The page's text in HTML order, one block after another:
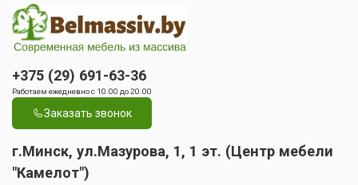
+375 (29) 691-63-36
Работаем ежедневно с 10.00 до 20.00
Заказать звонок
г.Минск, ул.Мазурова, 1, 1 эт. (Центр мебели
"Камелот")